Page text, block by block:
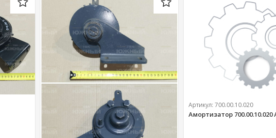
Артикул:700.00.10.020
Амортизатор